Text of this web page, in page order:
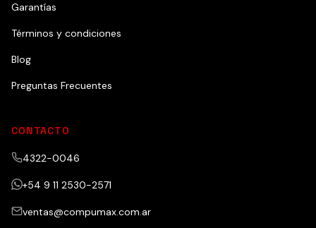
Garantías
Términos y condiciones
Blog
Preguntas Frecuentes
CONTACTO
4322-0046
+54 9 11 2530-2571
ventas@compumax.com.ar